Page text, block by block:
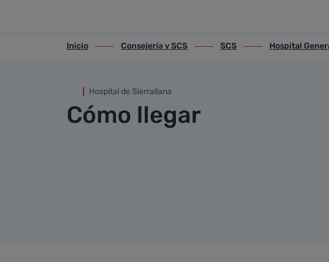
ir-a inicio
Inicio
ir-a Consejería y SCS
Consejería y SCS
ir-a SCS
SCS
ir-a Hospital General
Hospital
Hospital de Sierrallana
Cómo llegar